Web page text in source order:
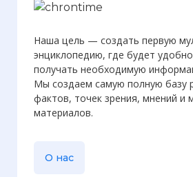
Наша цель — создать первую
энциклопедию, где будет
получать необходимую
Мы создаем самую полную базу
фактов, точек зрения, мнений и
материалов.
О нас